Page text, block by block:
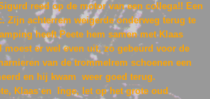
reed op de motor van een collega!! Een
Zijn achterrem weigerde onderweg terug te
heeft Peete hem samen met Klaas
moest er wel even uit, zo gebeurd voor de
van de trommelrem schoenen een
en hij kwam weer goed terug.
Klaas en Inge, let op het grote oud